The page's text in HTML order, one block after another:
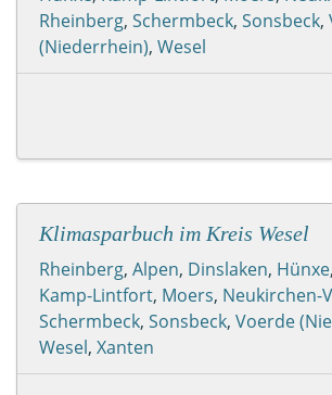
Rheinberg, Schermbeck, Sonsbeck,
(Niederrhein), Wesel
Klimasparbuch im Kreis Wesel
Rheinberg, Alpen, Dinslaken, Hünxe,
Kamp-Lintfort, Moers, Neukirchen-
Schermbeck, Sonsbeck, Voerde
Wesel, Xanten